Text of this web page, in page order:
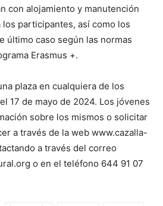
con alojamiento y manutención
los participantes, así como los
último caso según las normas
Erasmus +.
plaza en cualquiera de los
17 de mayo de 2024. Los jóvenes
sobre los mismos o solicitar
a través de la web www.cazalla-
a través del correo
o en el teléfono 644 91 07